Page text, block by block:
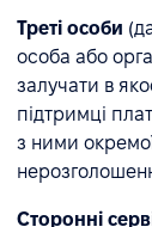
Треті особи
особа або
залучати в
підтримці
з ними
Сторонні